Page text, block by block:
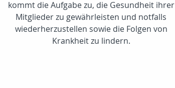
kommt die Aufgabe zu, die Gesundheit ihrer
Mitglieder zu gewährleisten und notfalls
wiederherzustellen sowie die Folgen von
Krankheit zu lindern.